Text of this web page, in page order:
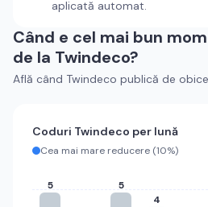
aplicată automat.
Când e cel mai bun
de la Twindeco?
Află când Twindeco publică de
Coduri Twindeco per lună
Cea mai mare reducere (10%)
5 5
4